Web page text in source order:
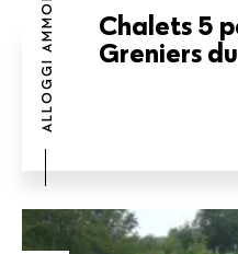
Chalets 5
Greniers